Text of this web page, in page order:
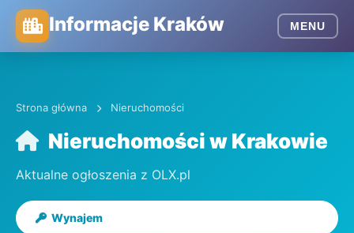
Informacje Kraków MENU
Strona główna Nieruchomości
Nieruchomości w Krakowie
Aktualne ogłoszenia z OLX.pl
Wynajem